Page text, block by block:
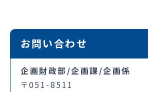
お問い合わせ
企画財政部/企画課/企画係
〒051-8511